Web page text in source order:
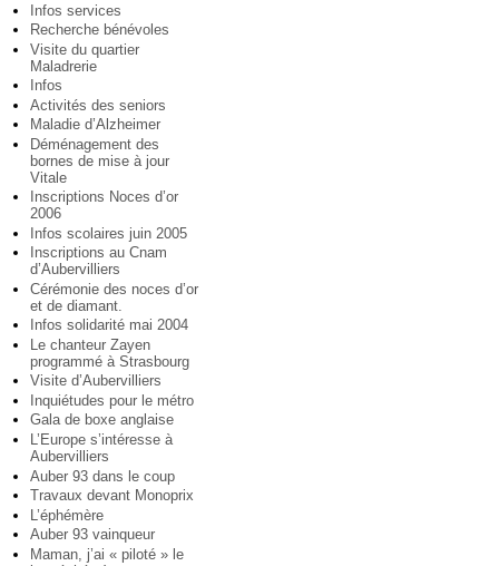
Infos services
Recherche bénévoles
Visite du quartier
Maladrerie
Infos
Activités des seniors
Maladie d’Alzheimer
Déménagement des
bornes de mise à jour
Vitale
Inscriptions Noces d’or
2006
Infos scolaires juin 2005
Inscriptions au Cnam
d’Aubervilliers
Cérémonie des noces d’or
et de diamant.
Infos solidarité mai 2004
Le chanteur Zayen
programmé à Strasbourg
Visite d’Aubervilliers
Inquiétudes pour le métro
Gala de boxe anglaise
L’Europe s’intéresse à
Aubervilliers
Auber 93 dans le coup
Travaux devant Monoprix
L’éphémère
Auber 93 vainqueur
Maman, j’ai « piloté » le